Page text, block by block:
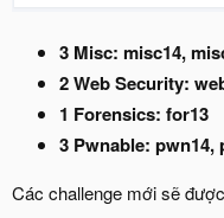
3 Misc: misc14,
2 Web Security:
1 Forensics: for13
3 Pwnable: pwn14,
Các challenge mới sẽ